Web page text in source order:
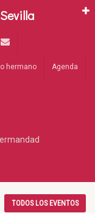
hermano Agenda
TODOS LOS EVENTOS